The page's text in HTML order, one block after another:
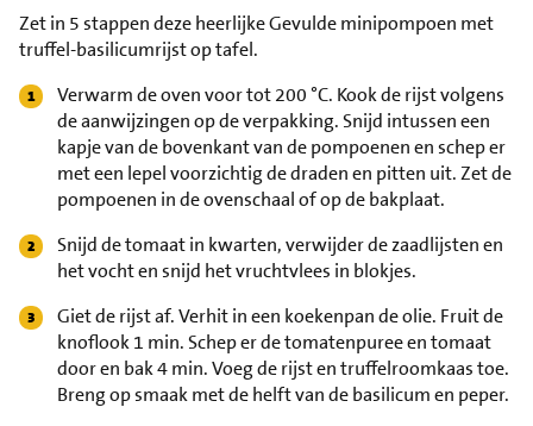
Zet in 5 stappen deze heerlijke Gevulde minipompoen met
truffel-basilicumrijst op tafel.
Verwarm de oven voor tot 200 °C. Kook de rijst volgens
de aanwijzingen op de verpakking. Snijd intussen een
kapje van de bovenkant van de pompoenen en schep er
met een lepel voorzichtig de draden en pitten uit. Zet de
pompoenen in de ovenschaal of op de bakplaat.
Snijd de tomaat in kwarten, verwijder de zaadlijsten en
het vocht en snijd het vruchtvlees in blokjes.
Giet de rijst af. Verhit in een koekenpan de olie. Fruit de
knoflook 1 min. Schep er de tomatenpuree en tomaat
door en bak 4 min. Voeg de rijst en truffelroomkaas toe.
Breng op smaak met de helft van de basilicum en peper.